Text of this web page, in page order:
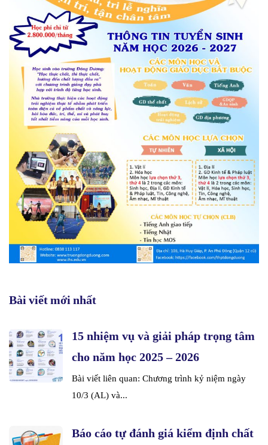
Bài viết mới nhất
15 nhiệm vụ và giải pháp trọng tâm
cho năm học 2025 – 2026
Bài viết liên quan: Chương trình kỷ niệm ngày
10/3 (AL) và...
Báo cáo tự đánh giá kiểm định chất